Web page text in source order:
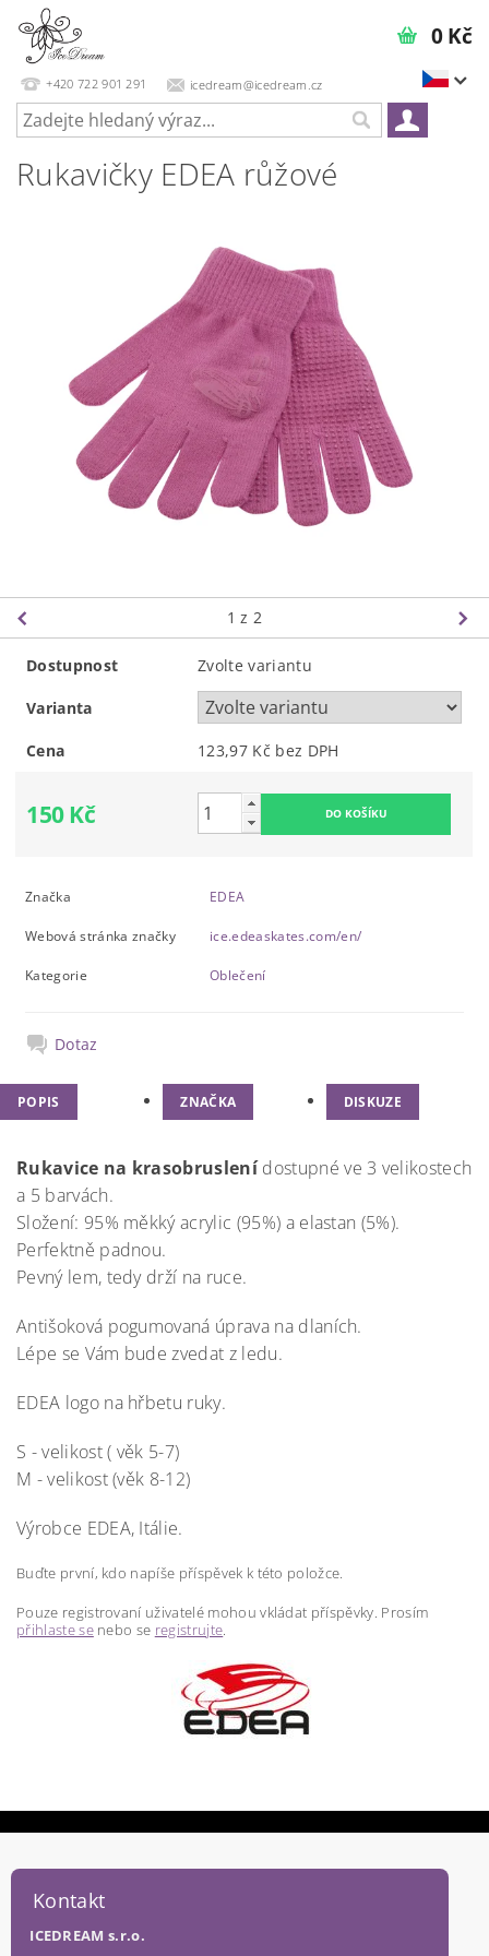
+420 722 901 291 icedream@icedream.cz
0 Kč
Rukavičky EDEA růžové
1 z 2
Dostupnost Zvolte variantu
Varianta
Cena 123,97 Kč bez DPH
150 Kč
Značka EDEA
Webová stránka značky ice.edeaskates.com/en/
Kategorie Oblečení
Dotaz
POPIS ZNAČKA DISKUZE
Rukavice na krasobruslenídostupné ve 3 velikostech
a 5 barvách.
Složení: 95% měkký acrylic (95%) a elastan (5%).
Perfektně padnou.
Pevný lem, tedy drží na ruce.
Antišoková pogumovaná úprava na dlaních.
Lépe se Vám bude zvedat z ledu.
EDEA logo na hřbetu ruky.
S - velikost ( věk 5-7)
M - velikost (věk 8-12)
Výrobce EDEA, Itálie.
Buďte první, kdo napíše příspěvek k této položce.
Pouze registrovaní uživatelé mohou vkládat příspěvky. Prosím
přihlaste senebo se registrujte.
Kontakt
ICEDREAM s.r.o.